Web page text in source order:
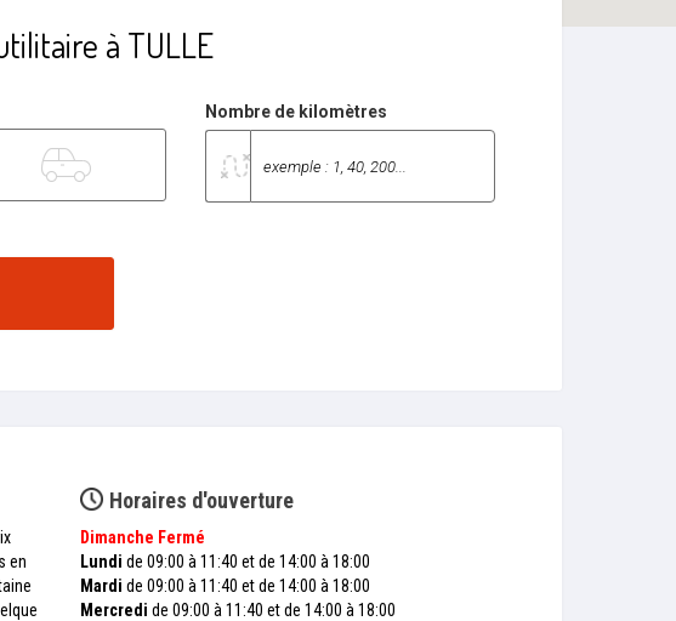
à TULLE
Nombre de kilomètres
Horaires d'ouverture
Dimanche Fermé
Lundi de 09:00 à 11:40 et de 14:00 à 18:00
Mardi de 09:00 à 11:40 et de 14:00 à 18:00
Mercredi de 09:00 à 11:40 et de 14:00 à 18:00
en